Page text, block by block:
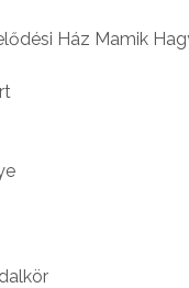
Ház Mamik